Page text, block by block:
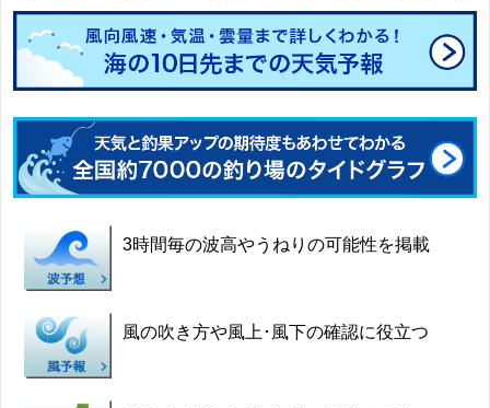
3時間毎の波高やうねりの可能性を掲載
風の吹き方や風上･風下の確認に役立つ